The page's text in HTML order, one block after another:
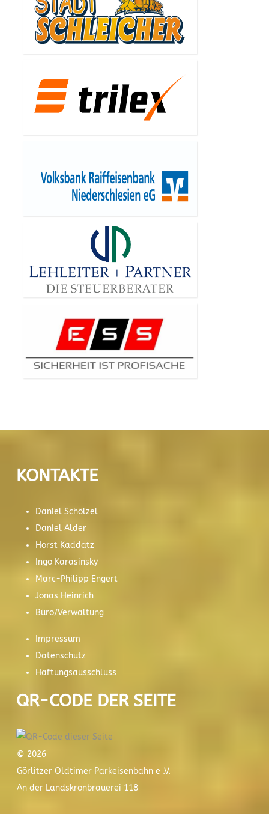
KONTAKTE
Daniel Schölzel
Daniel Alder
Horst Kaddatz
Ingo Karasinsky
Marc-Philipp Engert
Jonas Heinrich
Büro/Verwaltung
Impressum
Datenschutz
Haftungsausschluss
QR-CODE DER SEITE
© 2026
Görlitzer Oldtimer Parkeisenbahn e .V.
An der Landskronbrauerei 118